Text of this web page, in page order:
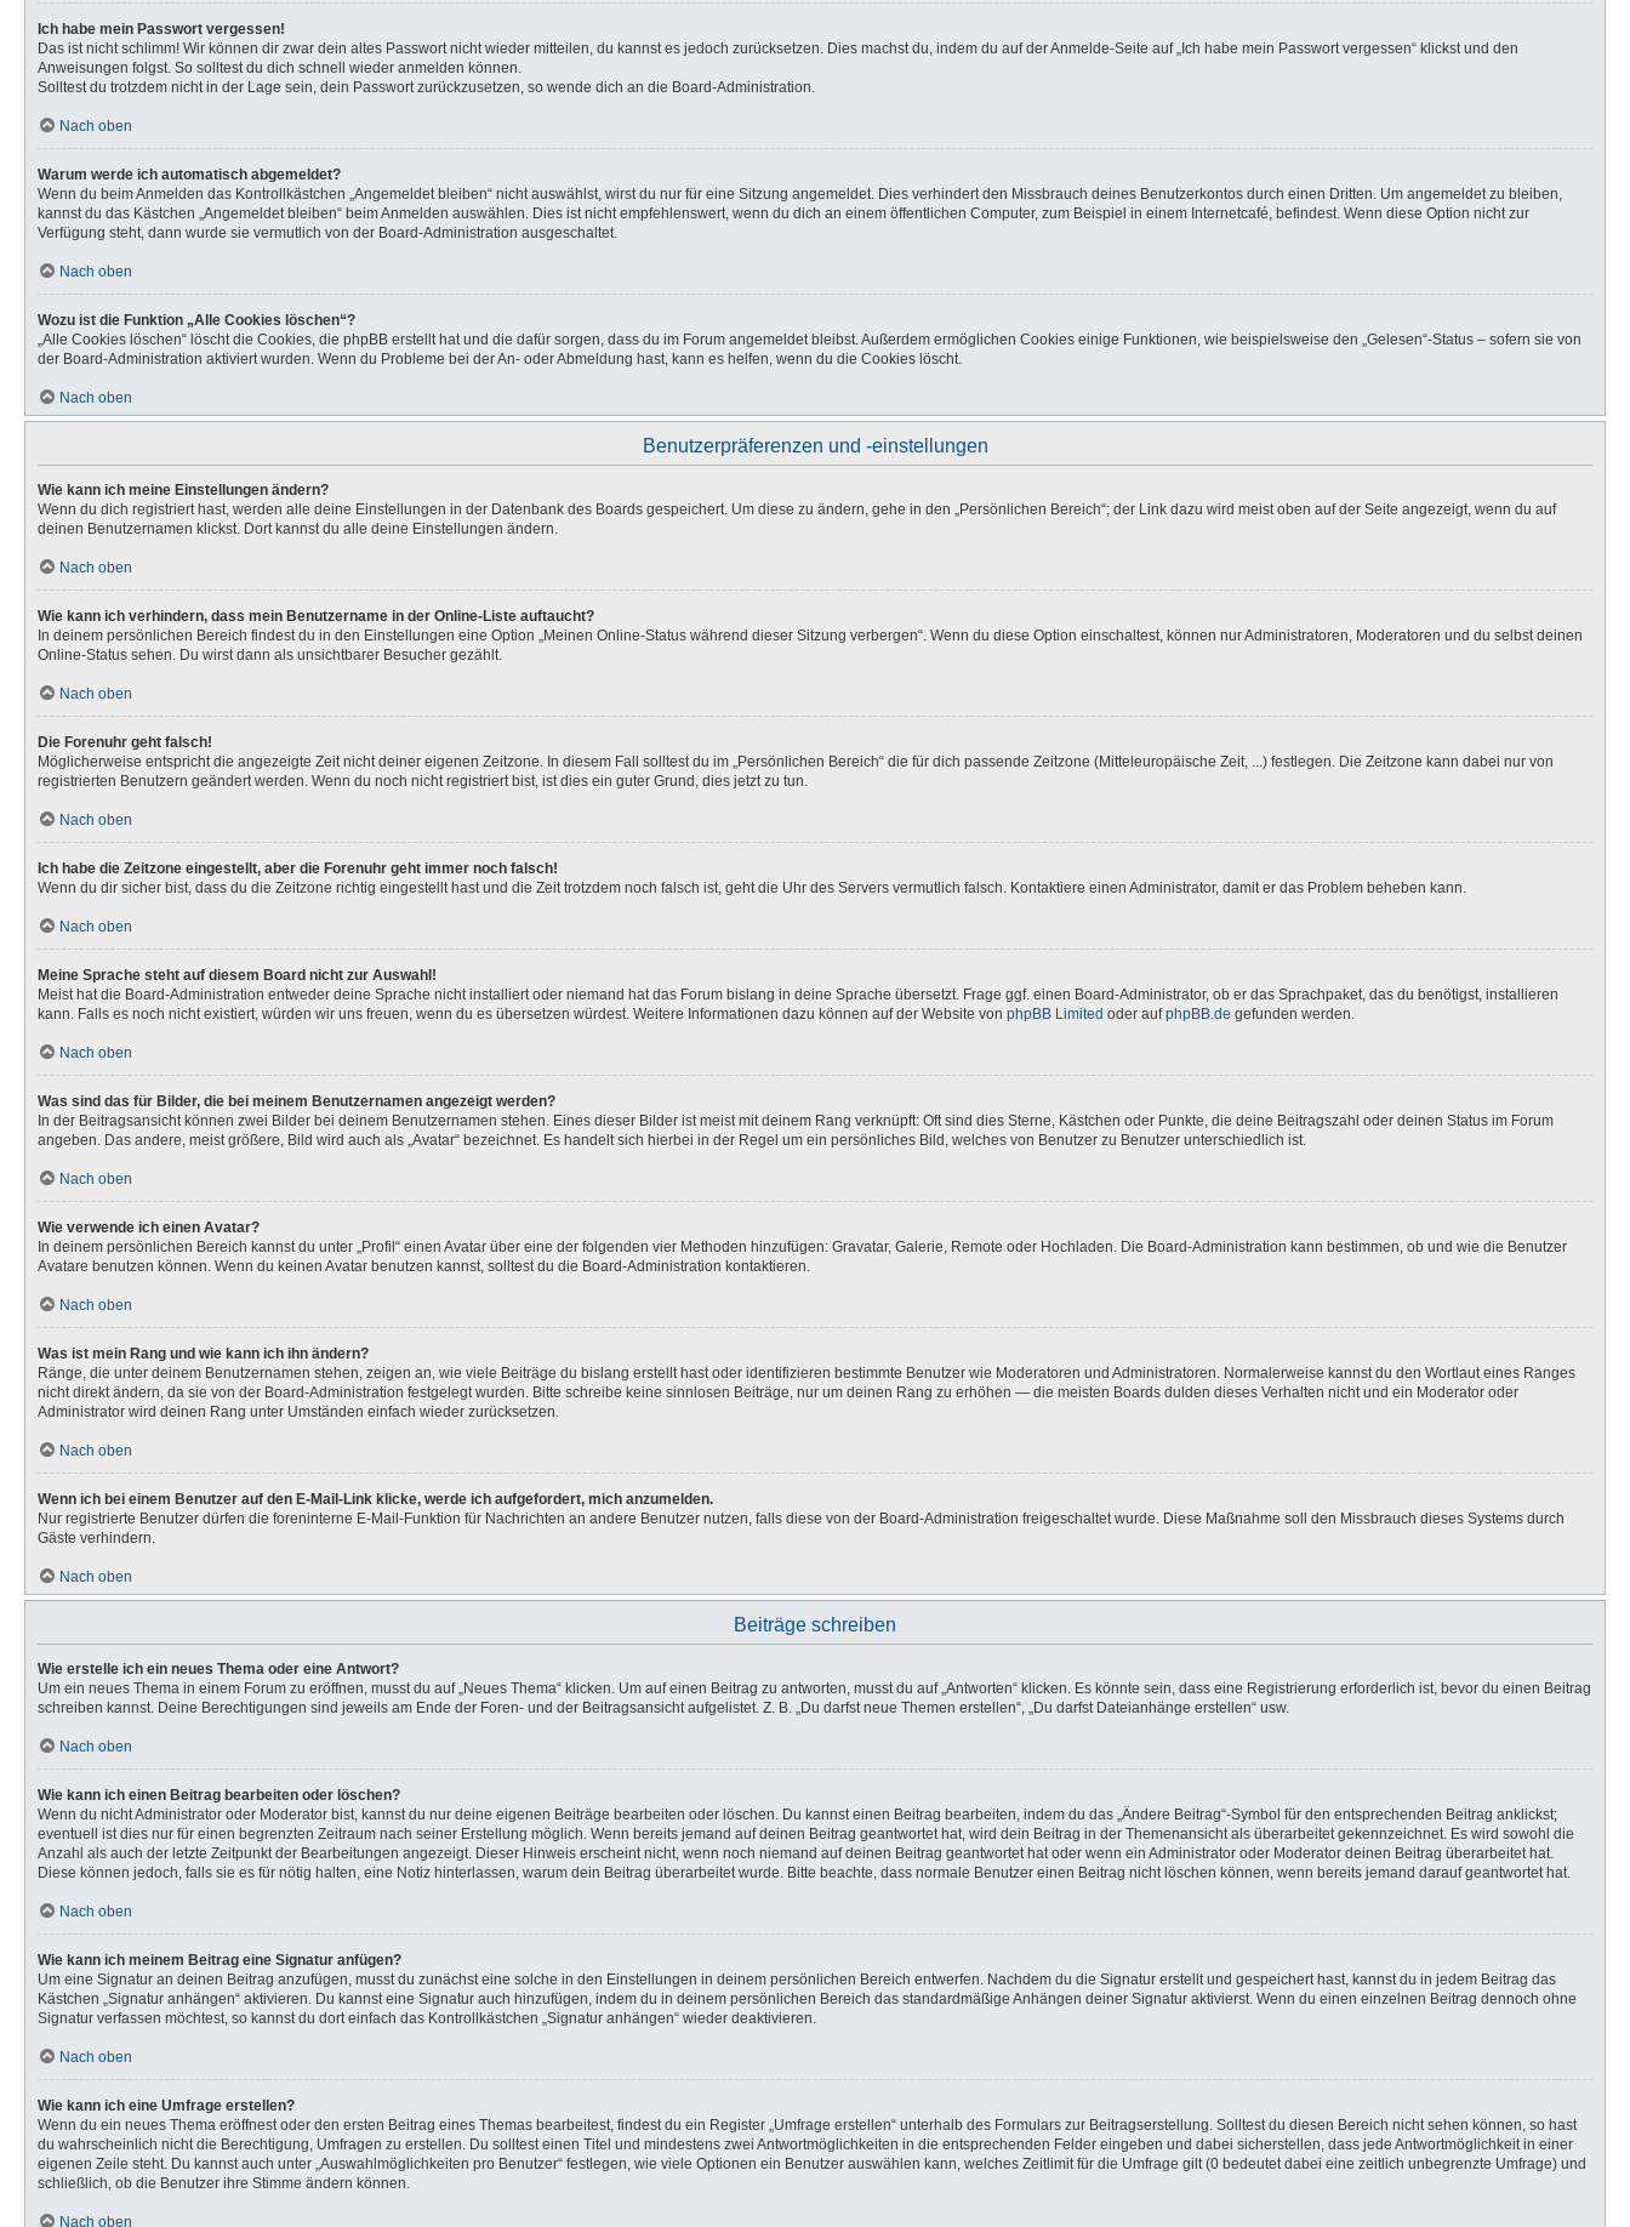
Ich habe mein Passwort vergessen!
Das ist nicht schlimm! Wir können dir zwar dein altes Passwort nicht wieder mitteilen, du kannst es jedoch zurücksetzen. Dies machst du, indem du auf der Anmelde-Seite auf „Ich habe mein Passwort vergessen“ klickst und den
Anweisungen folgst. So solltest du dich schnell wieder anmelden können.
Solltest du trotzdem nicht in der Lage sein, dein Passwort zurückzusetzen, so wende dich an die Board-Administration.
Nach oben
Warum werde ich automatisch abgemeldet?
Wenn du beim Anmelden das Kontrollkästchen „Angemeldet bleiben“ nicht auswählst, wirst du nur für eine Sitzung angemeldet. Dies verhindert den Missbrauch deines Benutzerkontos durch einen Dritten. Um angemeldet zu bleiben,
kannst du das Kästchen „Angemeldet bleiben“ beim Anmelden auswählen. Dies ist nicht empfehlenswert, wenn du dich an einem öffentlichen Computer, zum Beispiel in einem Internetcafé, befindest. Wenn diese Option nicht zur
Verfügung steht, dann wurde sie vermutlich von der Board-Administration ausgeschaltet.
Nach oben
Wozu ist die Funktion „Alle Cookies löschen“?
„Alle Cookies löschen“ löscht die Cookies, die phpBB erstellt hat und die dafür sorgen, dass du im Forum angemeldet bleibst. Außerdem ermöglichen Cookies einige Funktionen, wie beispielsweise den „Gelesen“-Status – sofern sie von
der Board-Administration aktiviert wurden. Wenn du Probleme bei der An- oder Abmeldung hast, kann es helfen, wenn du die Cookies löscht.
Nach oben
Benutzerpräferenzen und -einstellungen
Wie kann ich meine Einstellungen ändern?
Wenn du dich registriert hast, werden alle deine Einstellungen in der Datenbank des Boards gespeichert. Um diese zu ändern, gehe in den „Persönlichen Bereich“; der Link dazu wird meist oben auf der Seite angezeigt, wenn du auf
deinen Benutzernamen klickst. Dort kannst du alle deine Einstellungen ändern.
Nach oben
Wie kann ich verhindern, dass mein Benutzername in der Online-Liste auftaucht?
In deinem persönlichen Bereich findest du in den Einstellungen eine Option „Meinen Online-Status während dieser Sitzung verbergen“. Wenn du diese Option einschaltest, können nur Administratoren, Moderatoren und du selbst deinen
Online-Status sehen. Du wirst dann als unsichtbarer Besucher gezählt.
Nach oben
Die Forenuhr geht falsch!
Möglicherweise entspricht die angezeigte Zeit nicht deiner eigenen Zeitzone. In diesem Fall solltest du im „Persönlichen Bereich“ die für dich passende Zeitzone (Mitteleuropäische Zeit, ...) festlegen. Die Zeitzone kann dabei nur von
registrierten Benutzern geändert werden. Wenn du noch nicht registriert bist, ist dies ein guter Grund, dies jetzt zu tun.
Nach oben
Ich habe die Zeitzone eingestellt, aber die Forenuhr geht immer noch falsch!
Wenn du dir sicher bist, dass du die Zeitzone richtig eingestellt hast und die Zeit trotzdem noch falsch ist, geht die Uhr des Servers vermutlich falsch. Kontaktiere einen Administrator, damit er das Problem beheben kann.
Nach oben
Meine Sprache steht auf diesem Board nicht zur Auswahl!
Meist hat die Board-Administration entweder deine Sprache nicht installiert oder niemand hat das Forum bislang in deine Sprache übersetzt. Frage ggf. einen Board-Administrator, ob er das Sprachpaket, das du benötigst, installieren
kann. Falls es noch nicht existiert, würden wir uns freuen, wenn du es übersetzen würdest. Weitere Informationen dazu können auf der Website von phpBB Limited oder aufphpBB.de gefunden werden.
Nach oben
Was sind das für Bilder, die bei meinem Benutzernamen angezeigt werden?
In der Beitragsansicht können zwei Bilder bei deinem Benutzernamen stehen. Eines dieser Bilder ist meist mit deinem Rang verknüpft: Oft sind dies Sterne, Kästchen oder Punkte, die deine Beitragszahl oder deinen Status im Forum
angeben. Das andere, meist größere, Bild wird auch als „Avatar“ bezeichnet. Es handelt sich hierbei in der Regel um ein persönliches Bild, welches von Benutzer zu Benutzer unterschiedlich ist.
Nach oben
Wie verwende ich einen Avatar?
In deinem persönlichen Bereich kannst du unter „Profil“ einen Avatar über eine der folgenden vier Methoden hinzufügen: Gravatar, Galerie, Remote oder Hochladen. Die Board-Administration kann bestimmen, ob und wie die Benutzer
Avatare benutzen können. Wenn du keinen Avatar benutzen kannst, solltest du die Board-Administration kontaktieren.
Nach oben
Was ist mein Rang und wie kann ich ihn ändern?
Ränge, die unter deinem Benutzernamen stehen, zeigen an, wie viele Beiträge du bislang erstellt hast oder identifizieren bestimmte Benutzer wie Moderatoren und Administratoren. Normalerweise kannst du den Wortlaut eines Ranges
nicht direkt ändern, da sie von der Board-Administration festgelegt wurden. Bitte schreibe keine sinnlosen Beiträge, nur um deinen Rang zu erhöhen — die meisten Boards dulden dieses Verhalten nicht und ein Moderator oder
Administrator wird deinen Rang unter Umständen einfach wieder zurücksetzen.
Nach oben
Wenn ich bei einem Benutzer auf den E-Mail-Link klicke, werde ich aufgefordert, mich anzumelden.
Nur registrierte Benutzer dürfen die foreninterne E-Mail-Funktion für Nachrichten an andere Benutzer nutzen, falls diese von der Board-Administration freigeschaltet wurde. Diese Maßnahme soll den Missbrauch dieses Systems durch
Gäste verhindern.
Nach oben
Beiträge schreiben
Wie erstelle ich ein neues Thema oder eine Antwort?
Um ein neues Thema in einem Forum zu eröffnen, musst du auf „Neues Thema“ klicken. Um auf einen Beitrag zu antworten, musst du auf „Antworten“ klicken. Es könnte sein, dass eine Registrierung erforderlich ist, bevor du einen Beitrag
schreiben kannst. Deine Berechtigungen sind jeweils am Ende der Foren- und der Beitragsansicht aufgelistet. Z. B. „Du darfst neue Themen erstellen“, „Du darfst Dateianhänge erstellen“ usw.
Nach oben
Wie kann ich einen Beitrag bearbeiten oder löschen?
Wenn du nicht Administrator oder Moderator bist, kannst du nur deine eigenen Beiträge bearbeiten oder löschen. Du kannst einen Beitrag bearbeiten, indem du das „Ändere Beitrag“-Symbol für den entsprechenden Beitrag anklickst;
eventuell ist dies nur für einen begrenzten Zeitraum nach seiner Erstellung möglich. Wenn bereits jemand auf deinen Beitrag geantwortet hat, wird dein Beitrag in der Themenansicht als überarbeitet gekennzeichnet. Es wird sowohl die
Anzahl als auch der letzte Zeitpunkt der Bearbeitungen angezeigt. Dieser Hinweis erscheint nicht, wenn noch niemand auf deinen Beitrag geantwortet hat oder wenn ein Administrator oder Moderator deinen Beitrag überarbeitet hat.
Diese können jedoch, falls sie es für nötig halten, eine Notiz hinterlassen, warum dein Beitrag überarbeitet wurde. Bitte beachte, dass normale Benutzer einen Beitrag nicht löschen können, wenn bereits jemand darauf geantwortet hat.
Nach oben
Wie kann ich meinem Beitrag eine Signatur anfügen?
Um eine Signatur an deinen Beitrag anzufügen, musst du zunächst eine solche in den Einstellungen in deinem persönlichen Bereich entwerfen. Nachdem du die Signatur erstellt und gespeichert hast, kannst du in jedem Beitrag das
Kästchen „Signatur anhängen“ aktivieren. Du kannst eine Signatur auch hinzufügen, indem du in deinem persönlichen Bereich das standardmäßige Anhängen deiner Signatur aktivierst. Wenn du einen einzelnen Beitrag dennoch ohne
Signatur verfassen möchtest, so kannst du dort einfach das Kontrollkästchen „Signatur anhängen“ wieder deaktivieren.
Nach oben
Wie kann ich eine Umfrage erstellen?
Wenn du ein neues Thema eröffnest oder den ersten Beitrag eines Themas bearbeitest, findest du ein Register „Umfrage erstellen“ unterhalb des Formulars zur Beitragserstellung. Solltest du diesen Bereich nicht sehen können, so hast
du wahrscheinlich nicht die Berechtigung, Umfragen zu erstellen. Du solltest einen Titel und mindestens zwei Antwortmöglichkeiten in die entsprechenden Felder eingeben und dabei sicherstellen, dass jede Antwortmöglichkeit in einer
eigenen Zeile steht. Du kannst auch unter „Auswahlmöglichkeiten pro Benutzer“ festlegen, wie viele Optionen ein Benutzer auswählen kann, welches Zeitlimit für die Umfrage gilt (0 bedeutet dabei eine zeitlich unbegrenzte Umfrage) und
schließlich, ob die Benutzer ihre Stimme ändern können.
Nach oben